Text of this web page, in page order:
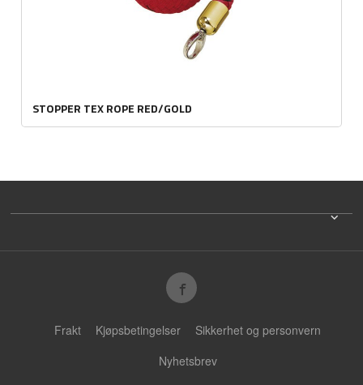
STOPPER TEX ROPE RED/GOLD
Frakt Kjøpsbetingelser
Sikkerhet og personvern
Nyhetsbrev